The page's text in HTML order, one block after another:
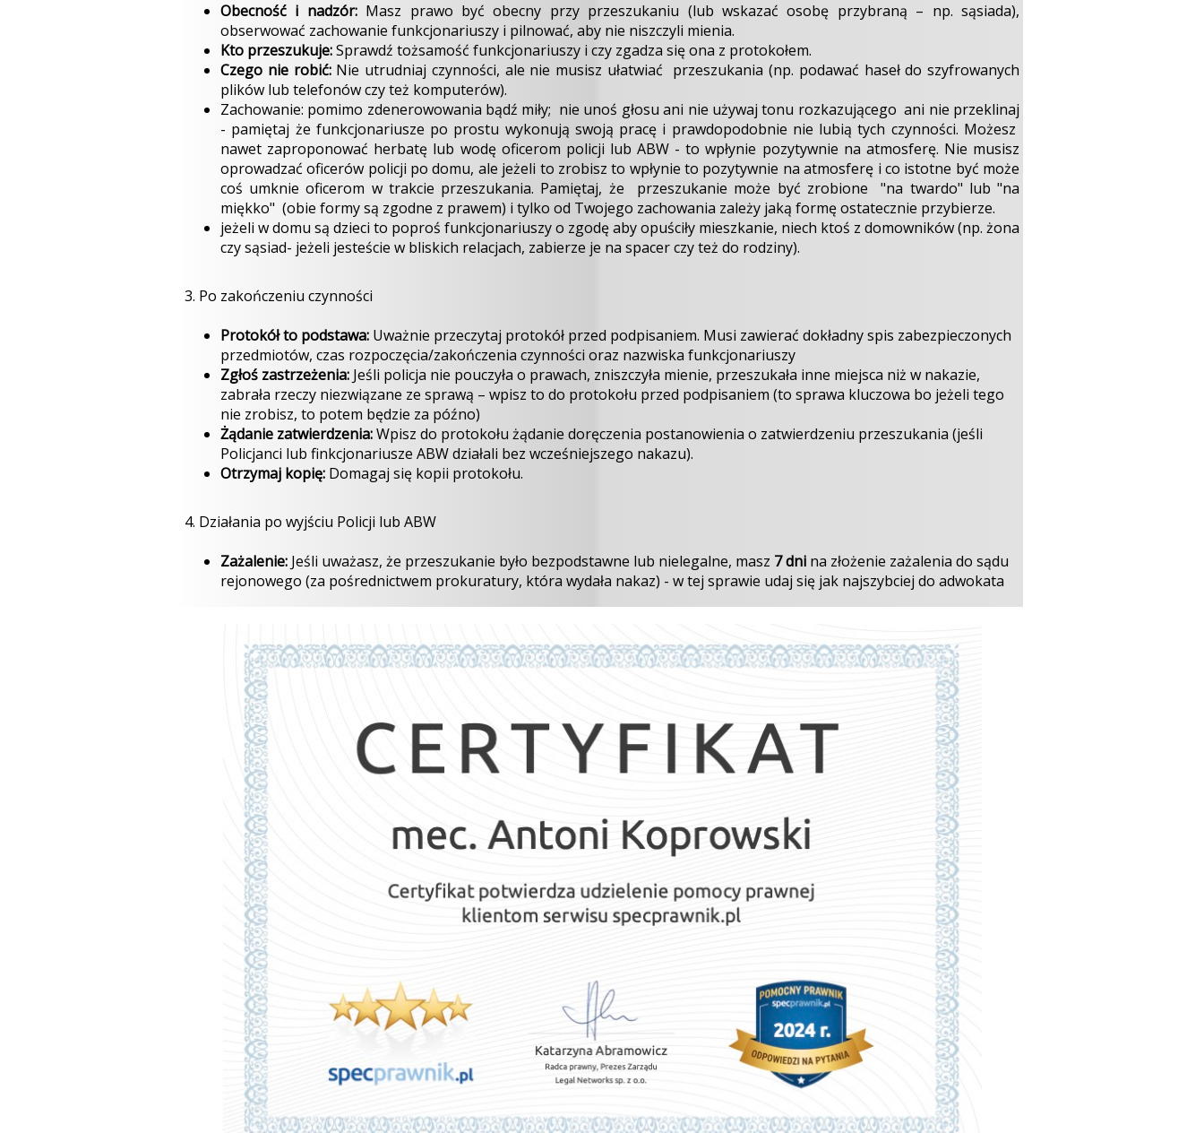
Obecność i nadzór:Masz prawo być obecny przy przeszukaniu (lub wskazać osobę przybraną – np. sąsiada),
obserwować zachowanie funkcjonariuszy i pilnować, aby nie niszczyli mienia.
Kto przeszukuje:Sprawdź tożsamość funkcjonariuszy i czy zgadza się ona z protokołem.
Czego nie robić:Nie utrudniaj czynności, ale nie musisz ułatwiać przeszukania (np. podawać haseł do szyfrowanych
plików lub telefonów czy też komputerów).
Zachowanie: pomimo zdenerowowania bądź miły; nie unoś głosu ani nie używaj tonu rozkazującego ani nie przeklinaj
- pamiętaj że funkcjonariusze po prostu wykonują swoją pracę i prawdopodobnie nie lubią tych czynności. Możesz
nawet zaproponować herbatę lub wodę oficerom policji lub ABW - to wpłynie pozytywnie na atmosferę. Nie musisz
oprowadzać oficerów policji po domu, ale jeżeli to zrobisz to wpłynie to pozytywnie na atmosferę i co istotne być może
coś umknie oficerom w trakcie przeszukania. Pamiętaj, że przeszukanie może być zrobione "na twardo" lub "na
miękko" (obie formy są zgodne z prawem) i tylko od Twojego zachowania zależy jaką formę ostatecznie przybierze.
jeżeli w domu są dzieci to poproś funkcjonariuszy o zgodę aby opuściły mieszkanie, niech ktoś z domowników (np. żona
czy sąsiad- jeżeli jesteście w bliskich relacjach, zabierze je na spacer czy też do rodziny).
3. Po zakończeniu czynności
Protokół to podstawa: Uważnie przeczytaj protokół przed podpisaniem. Musi zawierać dokładny spis zabezpieczonych
przedmiotów, czas rozpoczęcia/zakończenia czynności oraz nazwiska funkcjonariuszy
Zgłoś zastrzeżenia: Jeśli policja nie pouczyła o prawach, zniszczyła mienie, przeszukała inne miejsca niż w nakazie,
zabrała rzeczy niezwiązane ze sprawą – wpisz to do protokołu przed podpisaniem (to sprawa kluczowa bo jeżeli tego
nie zrobisz, to potem będzie za późno)
Żądanie zatwierdzenia:Wpisz do protokołu żądanie doręczenia postanowienia o zatwierdzeniu przeszukania (jeśli
Policjanci lub finkcjonariusze ABW działali bez wcześniejszego nakazu).
Otrzymaj kopię: Domagaj się kopii protokołu.
4. Działania po wyjściu Policji lub ABW
Zażalenie: Jeśli uważasz, że przeszukanie było bezpodstawne lub nielegalne, masz 7 dni na złożenie zażalenia do sądu
rejonowego (za pośrednictwem prokuratury, która wydała nakaz) - w tej sprawie udaj się jak najszybciej do adwokata